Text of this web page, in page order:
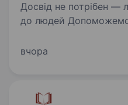
Досвід не потрібен —
до людей
Що будеш робити:
вчора